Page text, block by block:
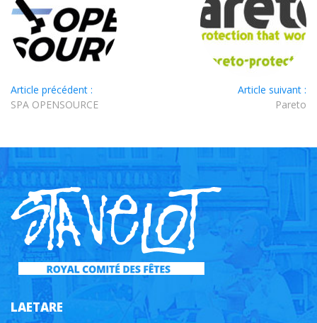
Article précédent :
SPA OPENSOURCE
Article suivant :
Pareto
LAETARE